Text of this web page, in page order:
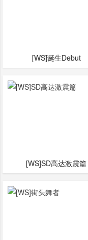
[WS]诞生Debut
[WS]SD高达激震篇